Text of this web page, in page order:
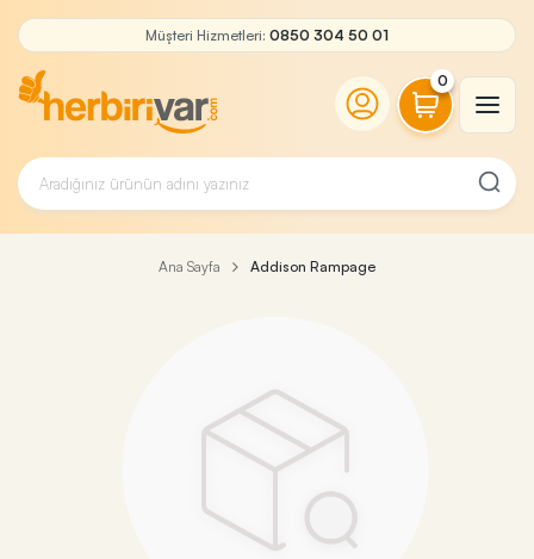
Müşteri Hizmetleri: 0850 304 50 01
0
Ana Sayfa Addison Rampage